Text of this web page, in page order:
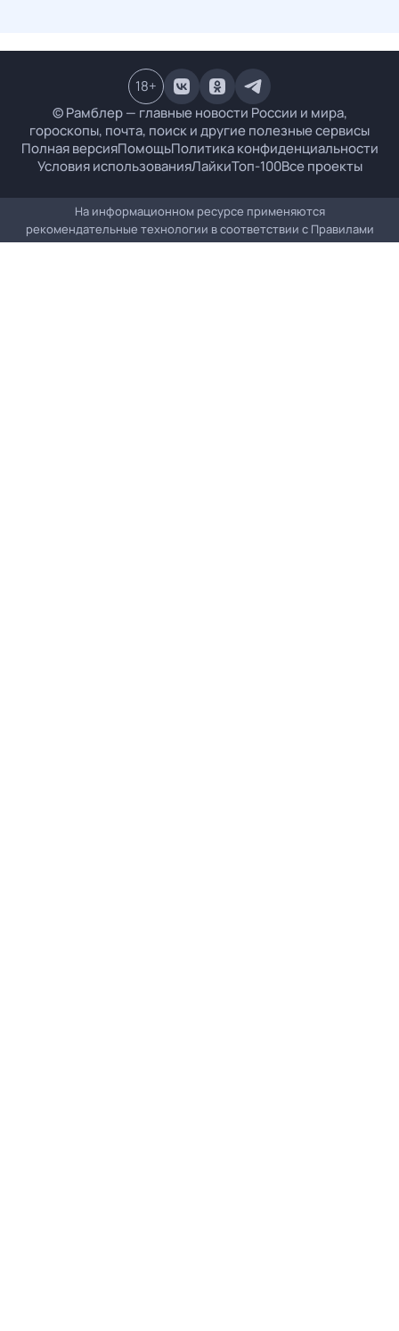
© Рамблер — главные новости России и мира,
гороскопы, почта, поиск и другие полезные сервисы
Полная версияПомощьПолитика конфиденциальности
Условия использованияЛайкиТоп-100Все проекты
18+
На информационном ресурсе применяются
рекомендательные технологии в соответствии с Правилами